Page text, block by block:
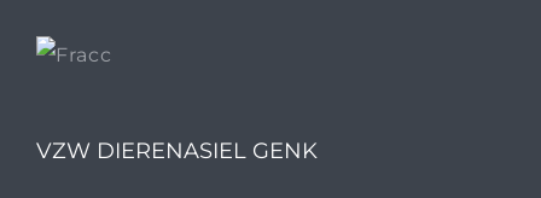
VZW DIERENASIEL GENK